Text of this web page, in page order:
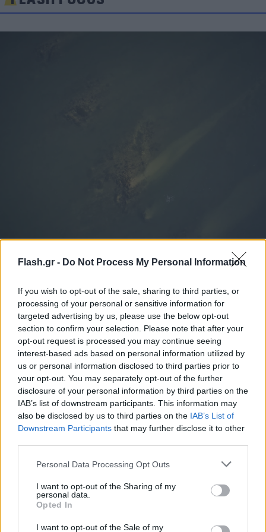
Flash.gr - Do Not Process My Personal Information
If you wish to opt-out of the sale, sharing to third parties, or
processing of your personal or sensitive information for
targeted advertising by us, please use the below opt-out
section to confirm your selection. Please note that after your
opt-out request is processed you may continue seeing
interest-based ads based on personal information utilized by
us or personal information disclosed to third parties prior to
your opt-out. You may separately opt-out of the further
disclosure of your personal information by third parties on the
IAB’s list of downstream participants. This information may
also be disclosed by us to third parties on the IAB’s List of
Downstream Participants that may further disclose it to other
Please note that this website/app uses one or more Google
not limited to your visit or usage behaviour. You may click to
grant or deny consent to Google and its third-party tags to
use your data for below specified purposes in below Google
consent section.
Personal Data Processing Opt Outs
I want to opt-out of the Sharing of my
personal data.
Opted In
I want to opt-out of the Sale of my
Η χαμηλή στάθμη του Δούναβη στη
Βουλγαρία αποκάλυψε τη γέφυρα του
Μεγάλου Κωνσταντίνου
06.08.2026